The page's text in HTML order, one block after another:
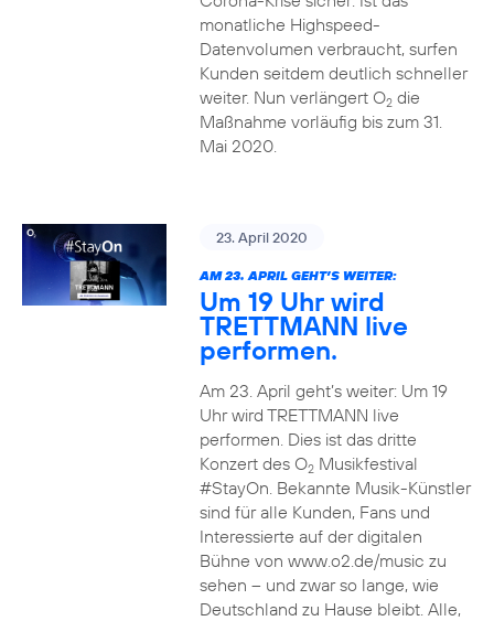
monatliche Highspeed-
Datenvolumen verbraucht, surfen
Kunden seitdem deutlich schneller
weiter. Nun verlängert O2die
Maßnahme vorläufig bis zum 31.
Mai 2020.
23. April 2020
AM 23. APRIL GEHT’S WEITER:
Um 19 Uhr wird
TRETTMANN live
performen.
Am 23. April geht’s weiter: Um 19
Uhr wird TRETTMANN live
performen. Dies ist das dritte
Konzert des O2Musikfestival
#StayOn. Bekannte Musik-Künstler
sind für alle Kunden, Fans und
Interessierte auf der digitalen
Bühne von www.o2.de/music zu
sehen – und zwar so lange, wie
Deutschland zu Hause bleibt. Alle,